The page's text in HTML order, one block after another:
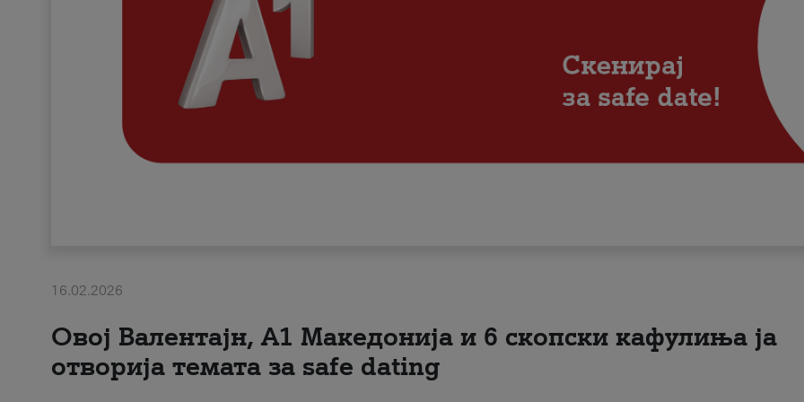
16.02.2026
Овој Валентајн, A1 Македонија и 6 скопски кафулиња ја
отворија темата за safe dating